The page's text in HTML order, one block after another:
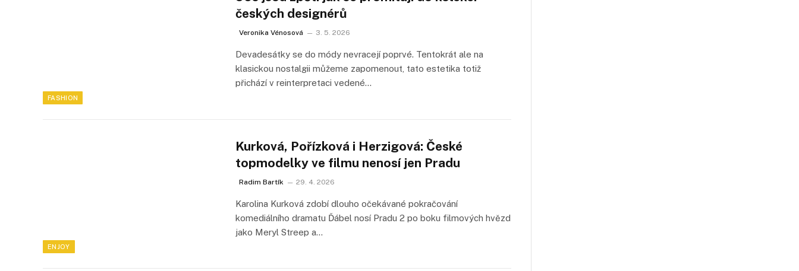
FASHION
českých designérů
Veronika Vénosová 3. 5. 2026
Devadesátky se do módy nevracejí poprvé. Tentokrát ale na
klasickou nostalgii můžeme zapomenout, tato estetika totiž
přichází v reinterpretaci vedené…
ENJOY
Kurková, Pořízková i Herzigová: České
topmodelky ve filmu nenosí jen Pradu
Radim Bartík 29. 4. 2026
Karolina Kurková zdobí dlouho očekávané pokračování
komediálního dramatu Ďábel nosí Pradu 2 po boku filmových hvězd
jako Meryl Streep a…